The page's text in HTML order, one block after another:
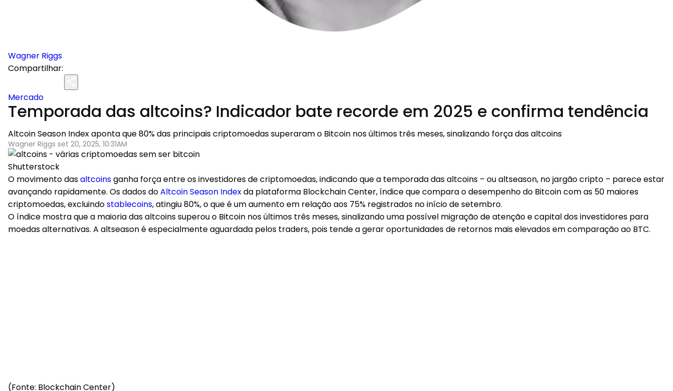
Wagner Riggs
Compartilhar:
Mercado
Temporada das altcoins? Indicador bate recorde em 2025 e confirma tendência
Altcoin Season Index aponta que 80% das principais criptomoedas superaram o Bitcoin nos últimos três meses, sinalizando força das altcoins
Wagner Riggs set 20, 2025, 10:31AM
Shutterstock
O movimento dasaltcoinsganha força entre os investidores de criptomoedas, indicando que a temporada das altcoins – ou altseason, no jargão cripto – parece estar
avançando rapidamente. Os dados doAltcoin Season Indexda plataforma Blockchain Center, índice que compara o desempenho do Bitcoin com as 50 maiores
criptomoedas, excluindostablecoins, atingiu 80%, o que é um aumento em relação aos 75% registrados no início de setembro.
O índice mostra que a maioria das altcoins superou o Bitcoin nos últimos três meses, sinalizando uma possível migração de atenção e capital dos investidores para
moedas alternativas. A altseason é especialmente aguardada pelos traders, pois tende a gerar oportunidades de retornos mais elevados em comparação ao BTC.
(Fonte: Blockchain Center)